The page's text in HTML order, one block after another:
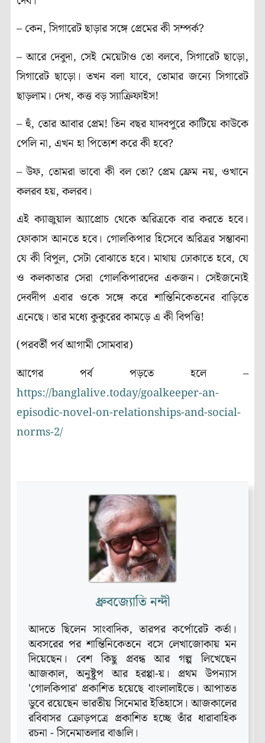
– কেন, সিগারেট ছাড়ার সঙ্গে প্রেমের কী সম্পর্ক?
– আরে দেবুদা, সেই মেয়েটাও তো বলবে, সিগারেট ছাড়ো,
সিগারেট ছাড়ো। তখন বলা যাবে, তোমার জন্যে সিগারেট
ছাড়লাম। দেখ, কত্ত বড় স্যাক্রিফাইস!
– হুঁ, তোর আবার প্রেম! তিন বছর যাদবপুরে কাটিয়ে কাউকে
পেলি না, এখন হা পিত্যেশ করে কী হবে?
– উফ, তোমরা ভাবো কী বল তো? প্রেম ফ্রেম নয়, ওখানে
কলরব হয়, কলরব।
এই ক্যাজুয়াল অ্যাপ্রোচ থেকে অরিত্রকে বার করতে হবে।
ফোকাস আনতে হবে। গোলকিপার হিসেবে অরিত্রর সম্ভাবনা
যে কী বিপুল, সেটা বোঝাতে হবে। মাথায় ঢোকাতে হবে, যে
ও কলকাতার সেরা গোলকিপারদের একজন। সেইজন্যেই
দেবদীপ এবার ওকে সঙ্গে করে শান্তিনিকেতনের বাড়িতে
এনেছে। তার মধ্যে কুকুরের কামড়ে এ কী বিপত্তি!
(পরবর্তী পর্ব আগামী সোমবার)
আগের পর্ব পড়তে হলে –
https://banglalive.today/goalkeeper-an-
episodic-novel-on-relationships-and-social-
norms-2/
ধ্রুবজ্যোতি নন্দী
আদতে ছিলেন সাংবাদিক, তারপর কর্পোরেট কর্তা।
অবসরের পর শান্তিনিকেতনে বসে লেখাজোকায় মন
দিয়েছেন। বেশ কিছু প্রবন্ধ আর গল্প লিখেছেন
আজকাল, অনুষ্টুপ আর হরপ্পা-য়। প্রথম উপন্যাস
'গোলকিপার' প্রকাশিত হয়েছে বাংলালাইভে। আপাতত
ডুবে রয়েছেন ভারতীয় সিনেমার ইতিহাসে। আজকালের
রবিবাসর ক্রোড়পত্রে প্রকাশিত হচ্ছে তাঁর ধারাবাহিক
রচনা - সিনেমাতলার বাঙালি।